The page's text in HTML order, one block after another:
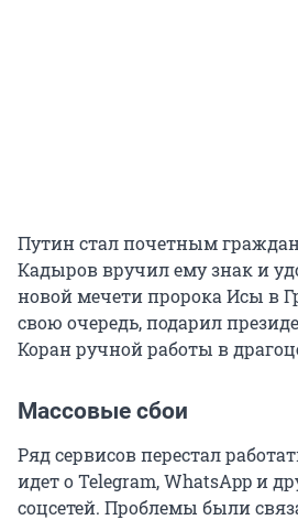
Путин стал почетным
Кадыров вручил ему знак и
новой мечети пророка Исы в
свою очередь, подарил
Коран ручной работы в
Массовые сбои
Ряд сервисов перестал
идет о Telegram, WhatsApp и
соцсетей. Проблемы были